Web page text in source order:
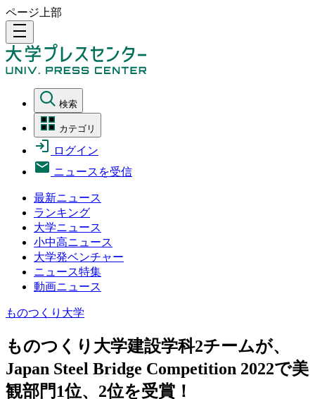
ページ上部
density_medium
検索
カテゴリ
ログイン
ニュースを受信
最新ニュース
ランキング
大学ニュース
小中高ニュース
大学発ベンチャー
ニュース特集
動画ニュース
ものつくり大学
ものつくり大学建設学科2チームが、
Japan Steel Bridge Competition 2022で美
観部門1位、2位を受賞！